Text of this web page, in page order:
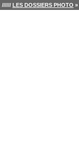
////// LES DOSSIERS PHOTO »